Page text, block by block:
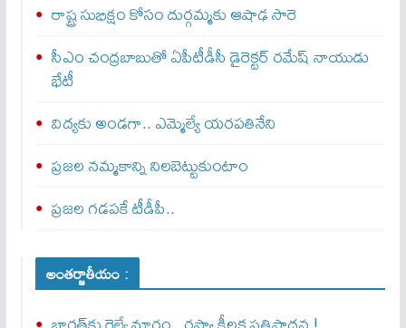
రాష్ట్ర సుభిక్షం కోసం దుర్గమ్మకు ఆషాఢ సారె
సీఎం చంద్రబాబుతో ఏపీటీడీసీ డైరెక్టర్‌ రమేష్‌ నాయుడు
భేటీ
విద్యకు అండగా.. ఎమ్మెల్యే యరపతినేని
ప్రజల నమ్మకాన్ని నిలబెట్టుకుంటాం
ప్రజల గడపకే టీడీపీ..
అంతర్జాతీయం :